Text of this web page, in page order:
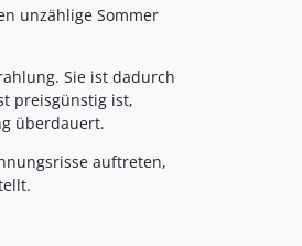
unzählige Sommer
Sie ist dadurch
preisgünstig ist,
überdauert.
auftreten,